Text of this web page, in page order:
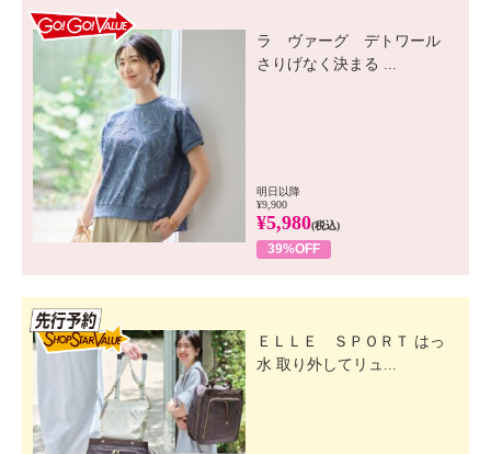
ラ ヴァーグ デトワール
さりげなく決まる ...
明日以降
¥9,900
¥5,980(税込)
39%OFF
ＥＬＬＥ ＳＰＯＲＴ はっ
水 取り外してリュ...